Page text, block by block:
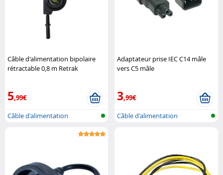
Câble d'alimentation bipolaire
rétractable 0,8 m Retrak
5,99€
Câble d'alimentation
Adaptateur prise IEC C14 mâle
vers C5 mâle
3,99€
Câble d'alimentation